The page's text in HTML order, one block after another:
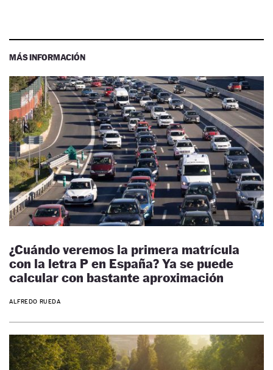
MÁS INFORMACIÓN
¿Cuándo veremos la primera matrícula
con la letra P en España? Ya se puede
calcular con bastante aproximación
ALFREDO RUEDA